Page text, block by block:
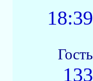
18:39
Гость
133